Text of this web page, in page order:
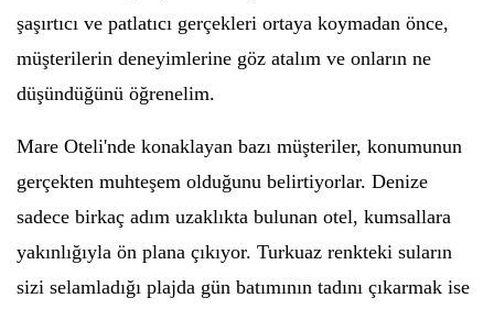
şaşırtıcı ve patlatıcı gerçekleri ortaya koymadan önce,
müşterilerin deneyimlerine göz atalım ve onların ne
düşündüğünü öğrenelim.
Mare Oteli'nde konaklayan bazı müşteriler, konumunun
gerçekten muhteşem olduğunu belirtiyorlar. Denize
sadece birkaç adım uzaklıkta bulunan otel, kumsallara
yakınlığıyla ön plana çıkıyor. Turkuaz renkteki suların
sizi selamladığı plajda gün batımının tadını çıkarmak ise